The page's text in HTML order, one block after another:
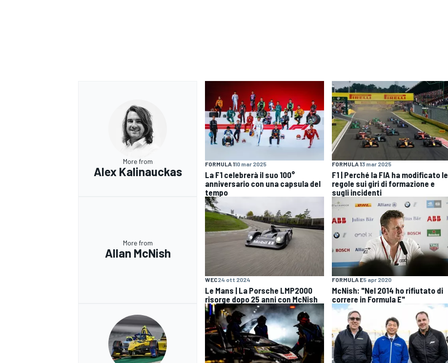
More from
Alex Kalinauckas
FORMULA 110 mar 2025
La F1 celebrerà il suo 100°
anniversario con una capsula del
tempo
FORMULA 13 mar 2025
F1 | Perché la FIA ha modificato le
regole sui giri di formazione e
sugli incidenti
More from
Allan McNish
WEC24 ott 2024
Le Mans | La Porsche LMP2000
risorge dopo 25 anni con McNish
FORMULA E5 apr 2020
McNish: "Nel 2014 ho rifiutato di
correre in Formula E"